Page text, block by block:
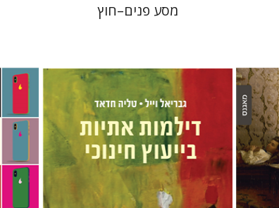
מסע פנים–חוץ
טליה חדאד גבריאל וייל